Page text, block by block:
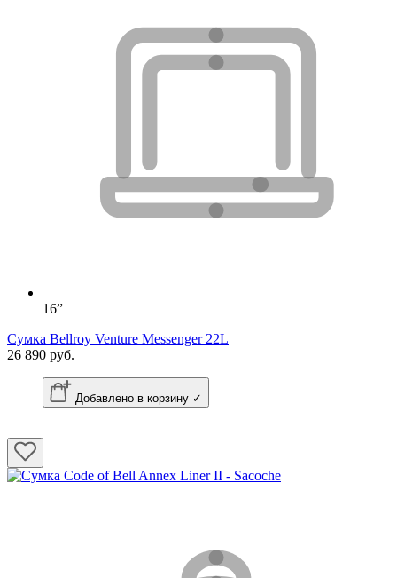
16”
Сумка Bellroy Venture Messenger 22L
26 890 руб.
Добавлено в корзину ✓